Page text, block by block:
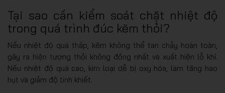
Tại sao cần kiểm soát chặt nhiệt độ
trong quá trình đúc kẽm thỏi?
Nếu nhiệt độ quá thấp, kẽm không thể tan chảy hoàn toàn,
gây ra hiện tượng thỏi không đồng nhất và xuất hiện lỗ khí.
Nếu nhiệt độ quá cao, kim loại dễ bị oxy hóa, làm tăng hao
hụt và giảm độ tinh khiết.